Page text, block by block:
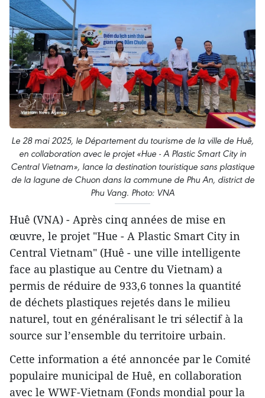
Le 28 mai 2025, le Département du tourisme de la ville de Huê,
en collaboration avec le projet «Hue - A Plastic Smart City in
Central Vietnam», lance la destination touristique sans plastique
de la lagune de Chuon dans la commune de Phu An, district de
Phu Vang. Photo: VNA
Huê (VNA) - Après cinq années de mise en
œuvre, le projet "Hue - A Plastic Smart City in
Central Vietnam" (Huê - une ville intelligente
face au plastique au Centre du Vietnam) a
permis de réduire de 933,6 tonnes la quantité
de déchets plastiques rejetés dans le milieu
naturel, tout en généralisant le tri sélectif à la
source sur l’ensemble du territoire urbain.
Cette information a été annoncée par le Comité
populaire municipal de Huê, en collaboration
avec le WWF-Vietnam (Fonds mondial pour la